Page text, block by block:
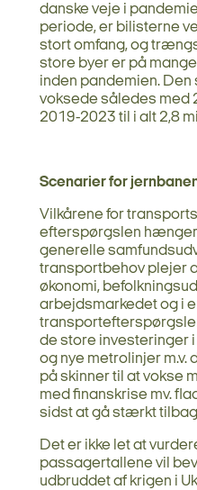
danske veje i
periode, er bilisterne
stort omfang, og
store byer er på
inden pandemien.
voksede således med
2019-2023 til i alt 2,8
Scenarier for
Vilkårene for
efterspørgslen
generelle
transportbehov plejer
økonomi,
arbejdsmarkedet og i
de store investeringer
og nye metrolinjer
på skinner til at vokse
med finanskrise mv.
sidst at gå stærkt
Det er ikke let at
passagertallene vil
udbruddet af krigen i